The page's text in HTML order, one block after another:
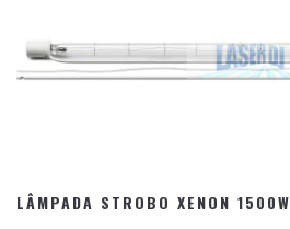
LÂMPADA STROBO XENON 1500W